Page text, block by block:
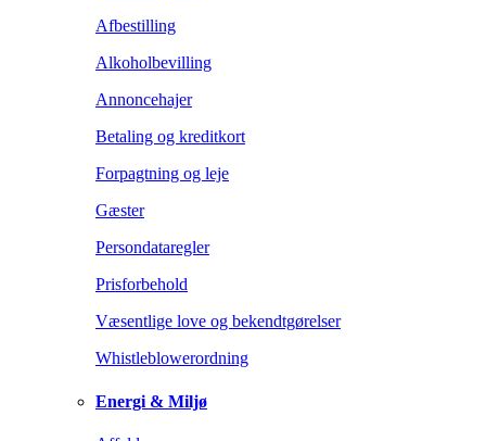
Afbestilling
Alkoholbevilling
Annoncehajer
Betaling og kreditkort
Forpagtning og leje
Gæster
Persondataregler
Prisforbehold
Væsentlige love og bekendtgørelser
Whistleblowerordning
Energi & Miljø